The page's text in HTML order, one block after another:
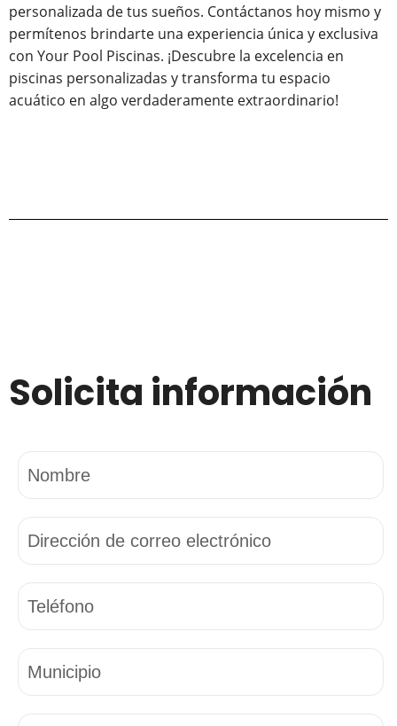
personalizada de tus sueños. Contáctanos hoy mismo y
permítenos brindarte una experiencia única y exclusiva
con Your Pool Piscinas. ¡Descubre la excelencia en
piscinas personalizadas y transforma tu espacio
acuático en algo verdaderamente extraordinario!
Solicita información